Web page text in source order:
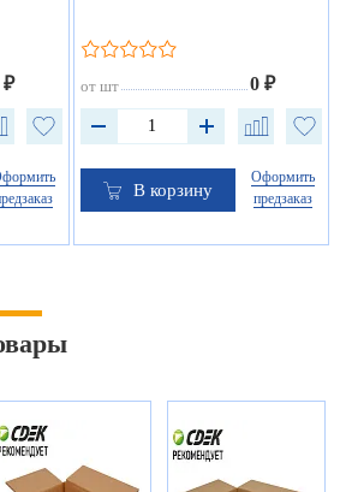
₽ от шт 0 ₽
В корзину
Оформить
предзаказ